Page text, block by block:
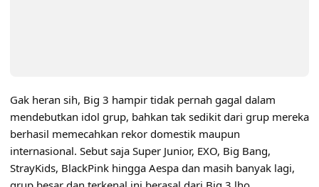
Gak heran sih, Big 3 hampir tidak pernah gagal dalam
mendebutkan idol grup, bahkan tak sedikit dari grup mereka
berhasil memecahkan rekor domestik maupun
internasional. Sebut saja Super Junior, EXO, Big Bang,
StrayKids, BlackPink hingga Aespa dan masih banyak lagi,